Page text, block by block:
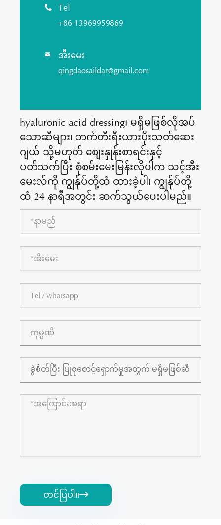
 Tel
+86-13969959869
 အီးမေး
qingdaosaildar@gmail.com
hyaluronic acid dressing၊ မရှိမဖြစ်လိုအပ်
သောဆီများ၊ ဘက်တီးရီးယားပိုးသတ်ဆေး
ဂျယ် သို့မဟုတ် စျေးနှုန်းစာရင်းနှင့်
ပတ်သက်ပြီး စုံစမ်းမေးမြန်းလိုပါက သင့်အီး
မေးလ်ကို ကျွန်ုပ်တို့ထံ ထားခဲ့ပါ၊ ကျွန်ုပ်တို့
ထံ 24 နာရီအတွင်း ဆက်သွယ်ပေးပါမည်။
တင်ပြပါ။